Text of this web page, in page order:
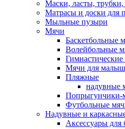
Маски, ласты, трубки,
Матрасы и доски для
Мыльные пузыри
Мячи
Баскетбольные
Волейбольные
Мячи для
Пляжные
надувные
Попрыгунчики-
Футбольные
Надувные и
Аксессуары для